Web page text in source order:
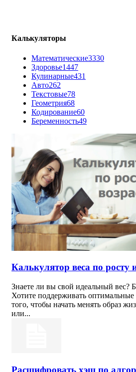
Калькуляторы
Математические3330
Здоровье1447
Кулинарные431
Авто262
Текстовые78
Геометрия68
Кодирование60
Беременность49
Калькулятор веса по росту
Знаете ли вы свой идеальный вес?
Хотите поддерживать
того, чтобы начать менять образ
или...
Расшифровать хэш по